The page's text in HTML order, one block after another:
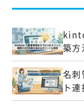
築方
名
ト